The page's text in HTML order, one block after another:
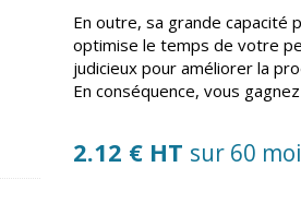
En outre, sa grande capacité
optimise le temps de votre
judicieux pour améliorer la
En conséquence, vous
2.12 € HT sur 60